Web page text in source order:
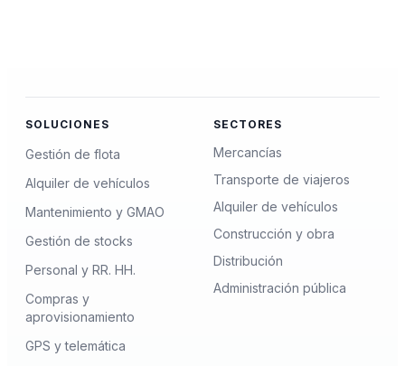
SOLUCIONES
Gestión de flota
Alquiler de vehículos
Mantenimiento y GMAO
Gestión de stocks
Personal y RR. HH.
Compras y
aprovisionamiento
GPS y telemática
SECTORES
Mercancías
Transporte de viajeros
Alquiler de vehículos
Construcción y obra
Distribución
Administración pública